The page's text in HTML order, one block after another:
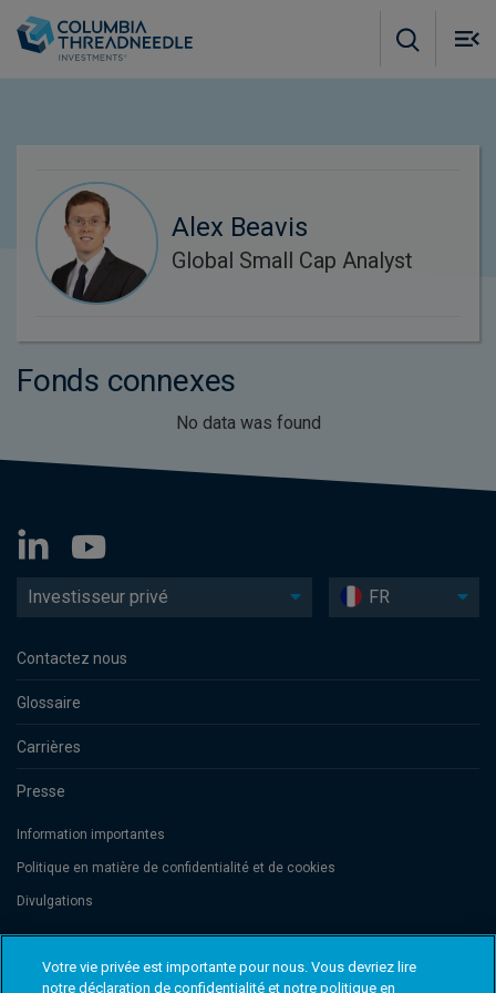
Alex Beavis
Global Small Cap Analyst
Fonds connexes
No data was found
Investisseur privé FR
Contactez nous
Glossaire
Carrières
Presse
Information importantes
Politique en matière de confidentialité et de cookies
Divulgations
Threadneedle Management Luxembourg S.A., registered with the Registre
de Commerce et des Sociétés (Luxembourg), No. B 110242 and/or
Votre vie privée est importante pour nous. Vous devriez lire
notre déclaration de confidentialité et notre politique en